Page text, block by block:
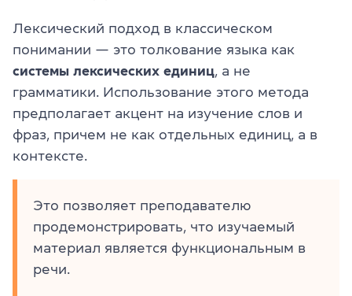
Лексический подход в классическом
понимании — это толкование языка как
системы лексических единиц, а не
грамматики. Использование этого метода
предполагает акцент на изучение слов и
фраз, причем не как отдельных единиц, а в
контексте.
Это позволяет преподавателю
продемонстрировать, что изучаемый
материал является функциональным в
речи.